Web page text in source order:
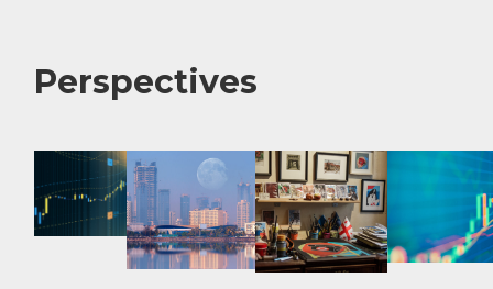
Perspectives